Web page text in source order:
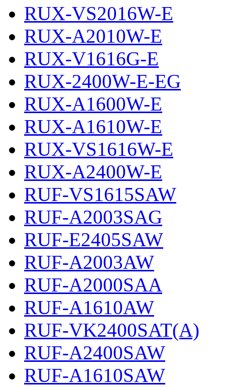
RUX-VS2016W-E
RUX-A2010W-E
RUX-V1616G-E
RUX-2400W-E-EG
RUX-A1600W-E
RUX-A1610W-E
RUX-VS1616W-E
RUX-A2400W-E
RUF-VS1615SAW
RUF-A2003SAG
RUF-E2405SAW
RUF-A2003AW
RUF-A2000SAA
RUF-A1610AW
RUF-VK2400SAT(A)
RUF-A2400SAW
RUF-A1610SAW